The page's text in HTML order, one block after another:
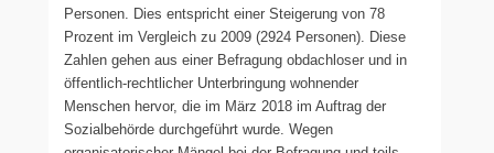
Personen. Dies entspricht einer Steigerung von 78
Prozent im Vergleich zu 2009 (2924 Personen). Diese
Zahlen gehen aus einer Befragung obdachloser und in
öffentlich-rechtlicher Unterbringung wohnender
Menschen hervor, die im März 2018 im Auftrag der
Sozialbehörde durchgeführt wurde. Wegen